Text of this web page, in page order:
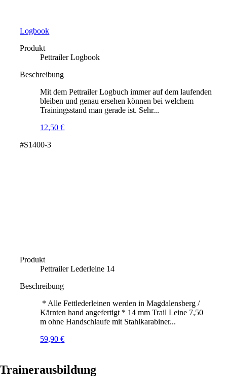
Logbook
Produkt
Pettrailer Logbook
Beschreibung
Mit dem Pettrailer Logbuch immer auf dem laufenden
bleiben und genau ersehen können bei welchem
Trainingsstand man gerade ist. Sehr...
12,50€
#S1400-3
Produkt
Pettrailer Lederleine 14
Beschreibung
* Alle Fettlederleinen werden in Magdalensberg /
Kärnten hand angefertigt * 14 mm Trail Leine 7,50
m ohne Handschlaufe mit Stahlkarabiner...
59,90€
Trainerausbildung